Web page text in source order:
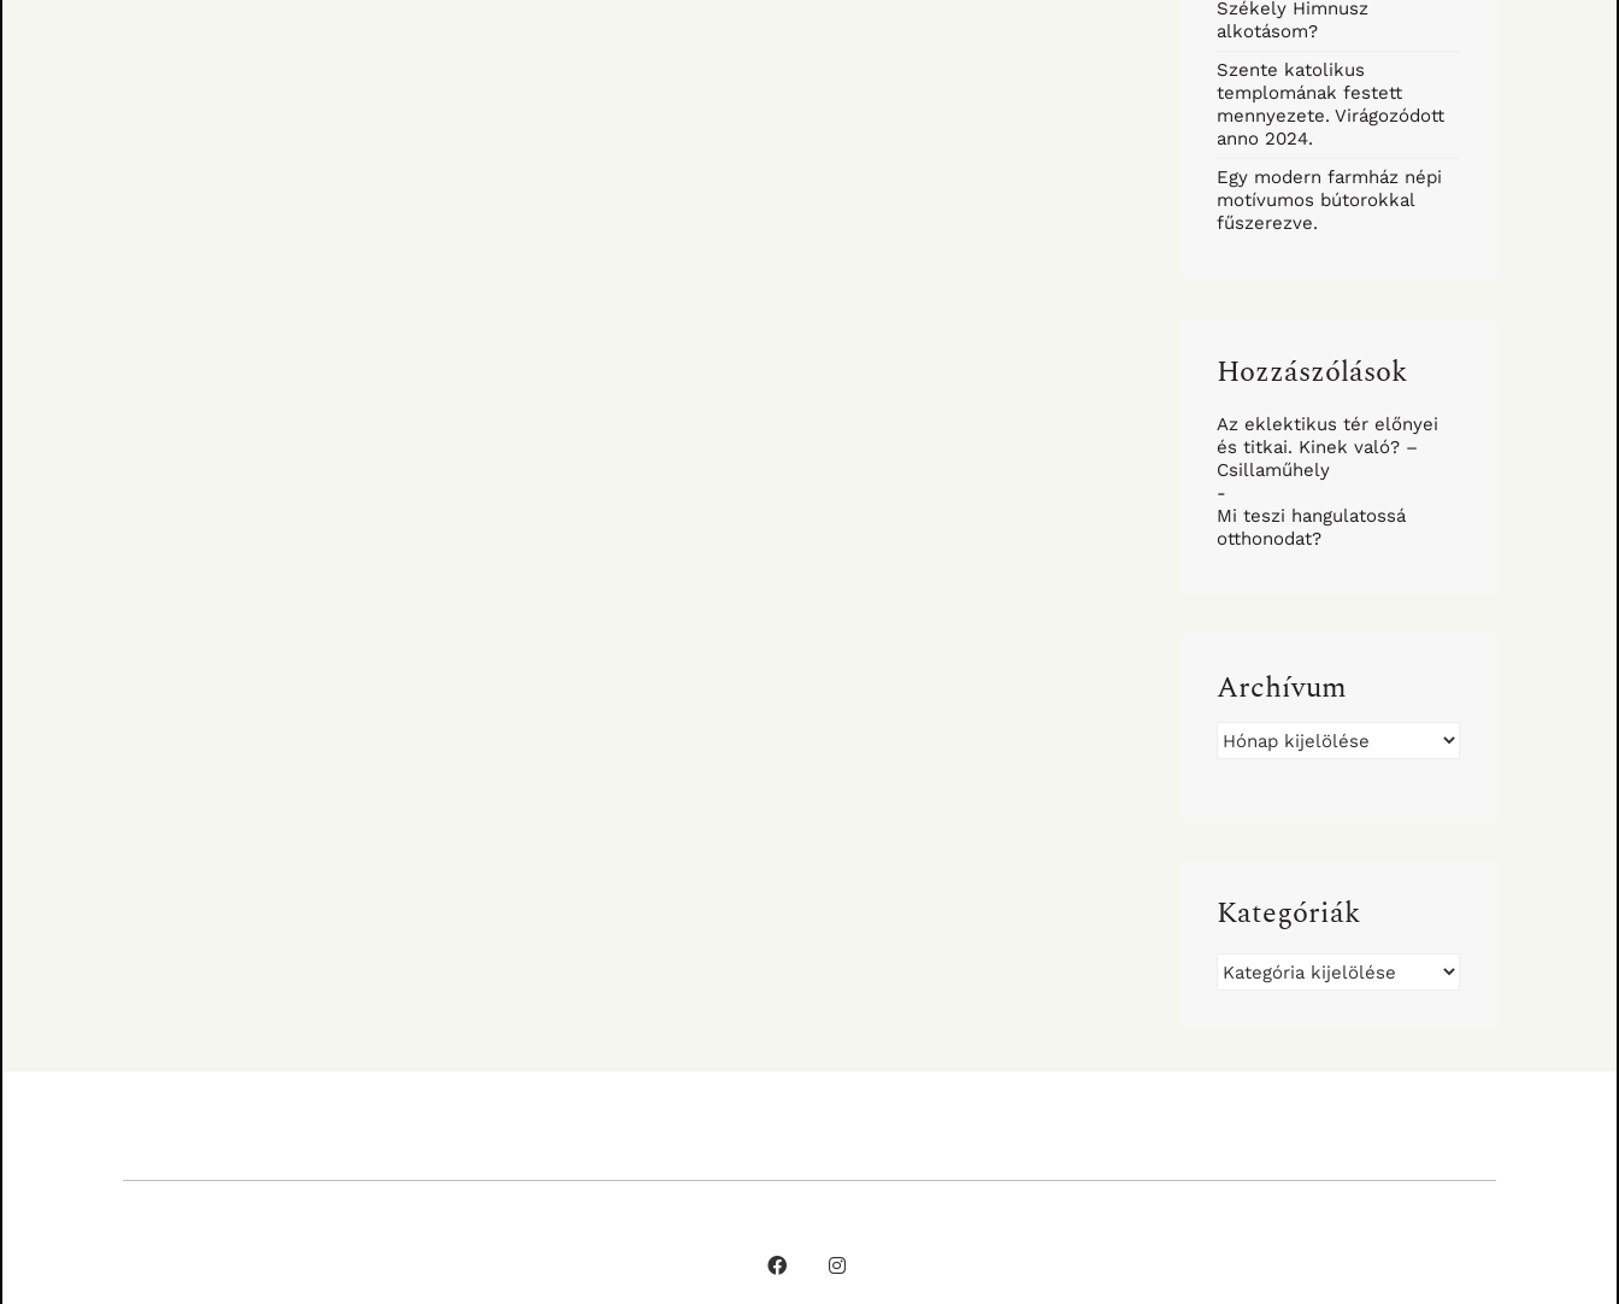
Székely Himnusz
alkotásom?
Szente katolikus
templomának festett
mennyezete. Virágozódott
anno 2024.
Egy modern farmház népi
motívumos bútorokkal
fűszerezve.
Hozzászólások
Az eklektikus tér előnyei
és titkai. Kinek való? –
Csillaműhely
-
Mi teszi hangulatossá
otthonodat?
Archívum
Archívum
Kategóriák